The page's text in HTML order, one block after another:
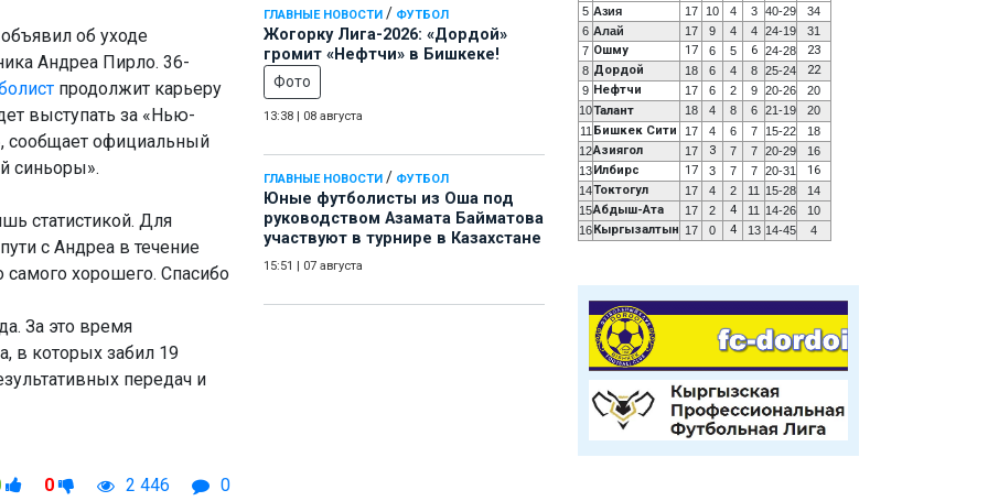
ГЛАВНЫЕ НОВОСТИ / ФУТБОЛ
Жогорку Лига-2026: «Дордой»
громит «Нефтчи» в Бишкеке!
Фото
13:38 08 августа
ГЛАВНЫЕ НОВОСТИ / ФУТБОЛ
Юные футболисты из Оша под
руководством Азамата Байматова
участвуют в турнире в Казахстане
15:51 07 августа
об уходе
Андреа Пирло. 36-
продолжит карьеру
выступать за «Нью-
сообщает официальный
синьоры».
статистикой. Для
с Андреа в течение
хорошего. Спасибо
За это время
в которых забил 19
передач и
0 2 446 0
5 Азия 17 10 4 3 40-29
34
6 Алай 17 9 4 4 24-19
31
7 Ошму 17 6 5 6 24-28 23
8 Дордой 18 6 4 8 25-24 22
9 Нефтчи 17 6 2 9 20-26
20
10Талант 18 4 8 6 21-19
20
11 Бишкек Сити 17 4 6 7 15-22
18
12Азиягол 17 3 7 7 20-29
16
13 Илбирс 17 3 7 7 20-31 16
14Токтогул 17 4 2 11 15-28
14
15Абдыш-Ата 17 2 4 11 14-26
10
16 Кыргызалтын 17 0 4 13 14-45 4